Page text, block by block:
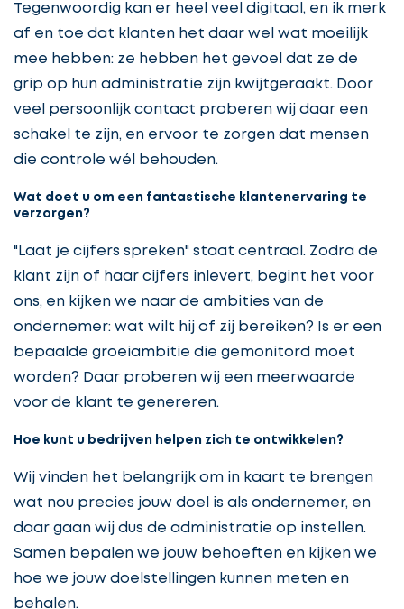
Tegenwoordig kan er heel veel digitaal, en ik merk
af en toe dat klanten het daar wel wat moeilijk
mee hebben: ze hebben het gevoel dat ze de
grip op hun administratie zijn kwijtgeraakt. Door
veel persoonlijk contact proberen wij daar een
schakel te zijn, en ervoor te zorgen dat mensen
die controle wél behouden.
Wat doet u om een fantastische klantenervaring te
verzorgen?
"Laat je cijfers spreken" staat centraal. Zodra de
klant zijn of haar cijfers inlevert, begint het voor
ons, en kijken we naar de ambities van de
ondernemer: wat wilt hij of zij bereiken? Is er een
bepaalde groeiambitie die gemonitord moet
worden? Daar proberen wij een meerwaarde
voor de klant te genereren.
Hoe kunt u bedrijven helpen zich te ontwikkelen?
Wij vinden het belangrijk om in kaart te brengen
wat nou precies jouw doel is als ondernemer, en
daar gaan wij dus de administratie op instellen.
Samen bepalen we jouw behoeften en kijken we
hoe we jouw doelstellingen kunnen meten en
behalen.